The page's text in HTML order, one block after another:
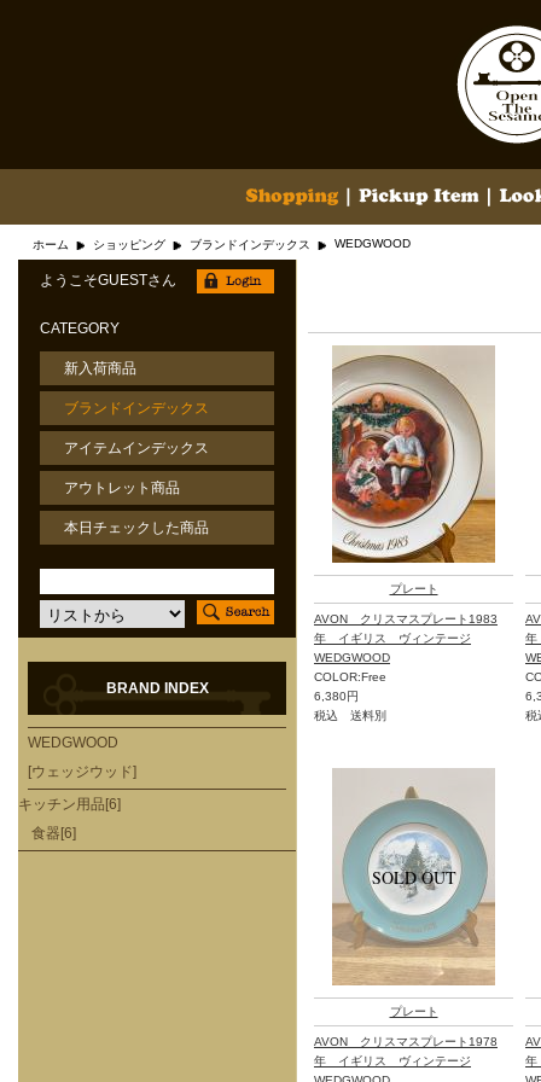
ホーム ショッピング ブランドインデックス WEDGWOOD
プレート
AVON クリスマスプレート1983
年 イギリス ヴィンテージ
WEDGWOOD
COLOR:Free
6,380円
税込 送料別
年
税
プレート
AVON クリスマスプレート1978
年 イギリス ヴィンテージ
年
ようこそGUESTさん
CATEGORY
新入荷商品
ブランドインデックス
アイテムインデックス
アウトレット商品
本日チェックした商品
BRAND INDEX
WEDGWOOD
[ウェッジウッド]
キッチン用品[6]
食器[6]